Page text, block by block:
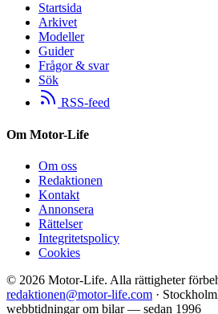
Startsida
Arkivet
Modeller
Guider
Frågor & svar
Sök
RSS-feed
Om Motor-Life
Om oss
Redaktionen
Kontakt
Annonsera
Rättelser
Integritetspolicy
Cookies
© 2026 Motor-Life. Alla rättigheter
redaktionen@motor-life.com · Stockholm
webbtidningar om bilar — sedan 1996